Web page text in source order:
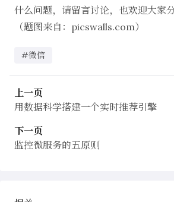
什么问题，请留言讨论，也欢迎大家
（题图来自： picswalls.com）
#微信
上一页
用数据科学搭建一个实时推荐引擎
下一页
监控微服务的五原则